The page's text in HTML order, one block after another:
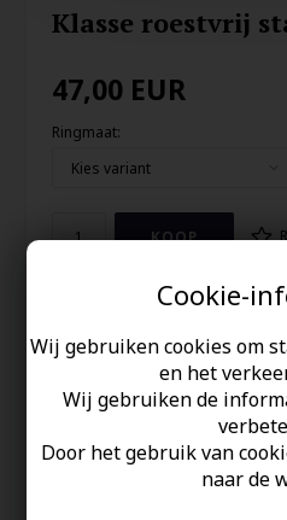
Cookie-
Wij gebruiken cookies om
en het
Wij gebruiken de
Door het gebruik van
naar de
Klasse roestvrij
47,00 EUR
Ringmaat:
Stijlvolle herenring van
De ring is 7mm breed
Uw veiligheid
Op Voorraad
100% nikkelvrij sieraden